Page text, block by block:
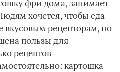
фри дома, занимает
хочется, чтобы еда
рецепторам, но
пользы для
рецептов
картошка